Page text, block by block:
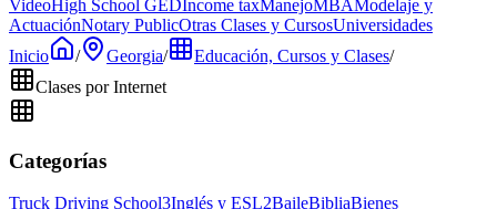
VideoHigh School GEDIncome taxManejoMBAModelaje y
ActuaciónNotary PublicOtras Clases y CursosUniversidades
Inicio
/ Georgia/ Educación, Cursos y Clases/
Clases por Internet
Categorías
Truck Driving School3Inglés y ESL2BaileBibliaBienes